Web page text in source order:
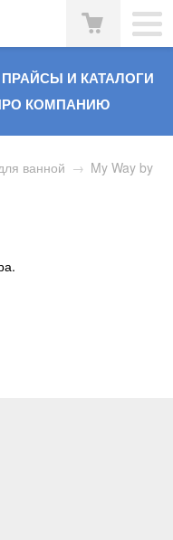
ПРАЙСЫ И КАТАЛОГИ
КОМПАНИЮ
ванной → My Way by